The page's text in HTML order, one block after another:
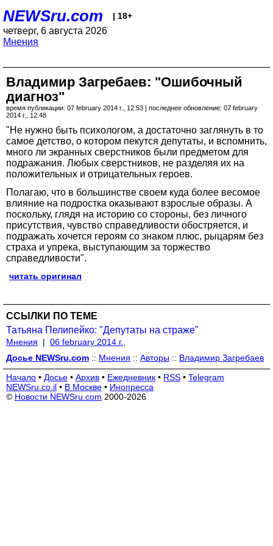
NEWSru.com | 18+
четверг, 6 августа 2026
Мнения
Владимир Загребаев: "Ошибочный
диагноз"
время публикации: 07 february 2014 г., 12:53 | последнее обновление: 07 february
2014 г., 12:48
"Не нужно быть психологом, а достаточно заглянуть в то
самое детство, о котором пекутся депутаты, и вспомнить,
много ли экранных сверстников были предметом для
подражания. Любых сверстников, не разделяя их на
положительных и отрицательных героев.
Полагаю, что в большинстве своем куда более весомое
влияние на подростка оказывают взрослые образы. А
поскольку, глядя на историю со стороны, без личного
присутствия, чувство справедливости обостряется, и
подражать хочется героям со знаком плюс, рыцарям без
страха и упрека, выступающим за торжество
справедливости".
читать оригинал
ССЫЛКИ ПО ТЕМЕ
Татьяна Пелипейко: "Депутаты на страже"
Мнения | 06 february 2014 г.,
Досье NEWSru.com :: Мнения :: Авторы :: Владимир Загребаев
Начало • Досье • Архив • Ежедневник • RSS • Telegram
NEWSru.co.il • В Москве • Инопресса
© Новости NEWSru.com 2000-2026